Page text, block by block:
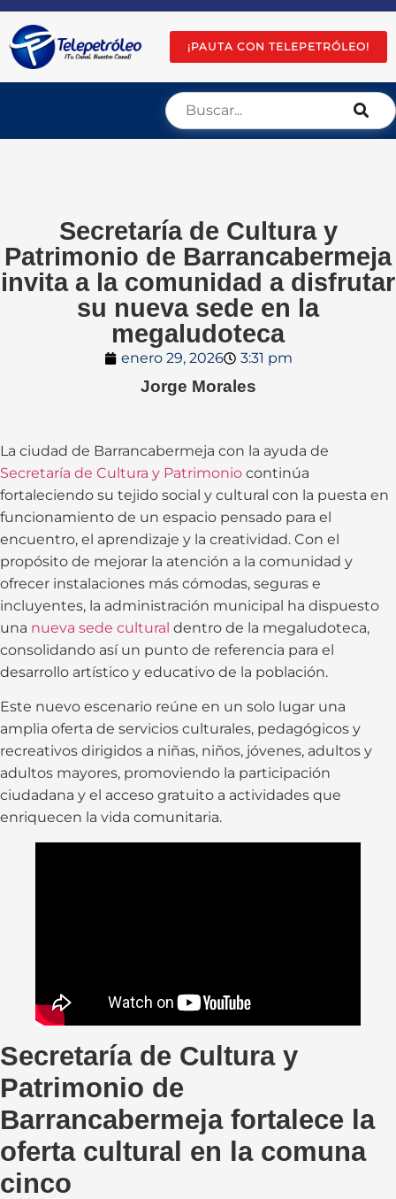
¡PAUTA CON TELEPETRÓLEO!
Secretaría de Cultura y
Patrimonio de Barrancabermeja
invita a la comunidad a disfrutar
su nueva sede en la
megaludoteca
enero 29, 2026 3:31 pm
Jorge Morales
La ciudad de Barrancabermeja con la ayuda de
Secretaría de Cultura y Patrimonio continúa
fortaleciendo su tejido social y cultural con la puesta en
funcionamiento de un espacio pensado para el
encuentro, el aprendizaje y la creatividad. Con el
propósito de mejorar la atención a la comunidad y
ofrecer instalaciones más cómodas, seguras e
incluyentes, la administración municipal ha dispuesto
una nueva sede cultural dentro de la megaludoteca,
consolidando así un punto de referencia para el
desarrollo artístico y educativo de la población.
Este nuevo escenario reúne en un solo lugar una
amplia oferta de servicios culturales, pedagógicos y
recreativos dirigidos a niñas, niños, jóvenes, adultos y
adultos mayores, promoviendo la participación
ciudadana y el acceso gratuito a actividades que
enriquecen la vida comunitaria.
Secretaría de Cultura y
Patrimonio de
Barrancabermeja fortalece la
oferta cultural en la comuna
cinco